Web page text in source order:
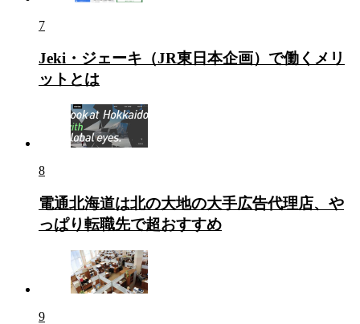
7
Jeki・ジェーキ（JR東日本企画）で働くメリ
ットとは
8
電通北海道は北の大地の大手広告代理店、や
っぱり転職先で超おすすめ
9